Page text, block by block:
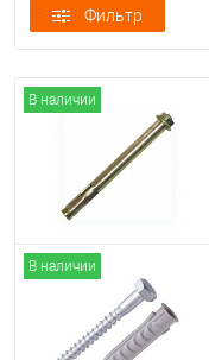
Фильтр
В наличии
В наличии